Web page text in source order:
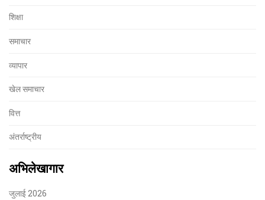
शिक्षा
समाचार
व्यापार
खेल समाचार
वित्त
अंतर्राष्ट्रीय
अभिलेखागार
जुलाई 2026